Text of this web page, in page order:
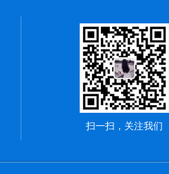
扫一扫，关注我们